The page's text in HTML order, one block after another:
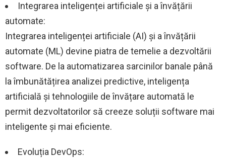
Integrarea inteligenței artificiale și a învățării
automate:
Integrarea inteligenței artificiale (AI) și a învățării
automate (ML) devine piatra de temelie a dezvoltării
software. De la automatizarea sarcinilor banale până
la îmbunătățirea analizei predictive, inteligența
artificială și tehnologiile de învățare automată le
permit dezvoltatorilor să creeze soluții software mai
inteligente și mai eficiente.
Evoluția DevOps: